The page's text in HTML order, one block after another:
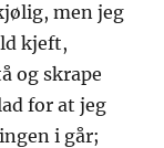
men jeg
kjeft,
og skrape
for at jeg
i går;